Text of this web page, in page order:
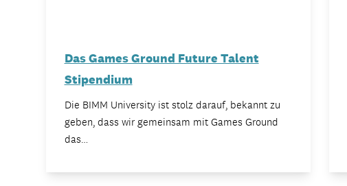
Das Games Ground Future Talent
Stipendium
Die BIMM University ist stolz darauf, bekannt zu
geben, dass wir gemeinsam mit Games Ground
das…